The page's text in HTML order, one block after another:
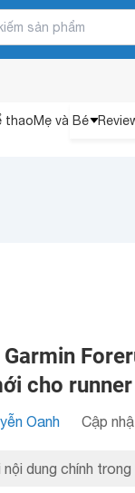
thaoMẹ và Bé
cho
Oanh Cập
nội dung chính